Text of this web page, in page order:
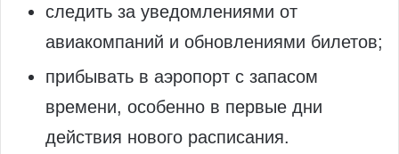
следить за уведомлениями от
авиакомпаний и обновлениями билетов;
прибывать в аэропорт с запасом
времени, особенно в первые дни
действия нового расписания.